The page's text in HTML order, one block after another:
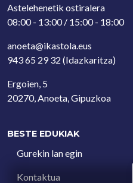
Astelehenetik ostiralera
08:00 - 13:00 / 15:00 - 18:00
anoeta@ikastola.eus
943 65 29 32 (Idazkaritza)
Ergoien, 5
20270, Anoeta, Gipuzkoa
BESTE EDUKIAK
Gurekin lan egin
Kontaktua